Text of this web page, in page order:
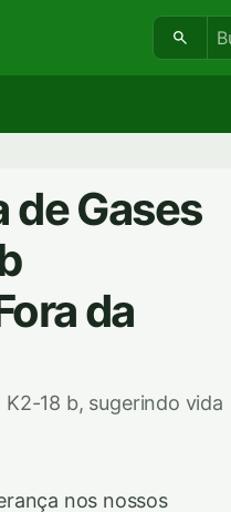
Buscar:
Gases
da
18 b, sugerindo vida
nos nossos